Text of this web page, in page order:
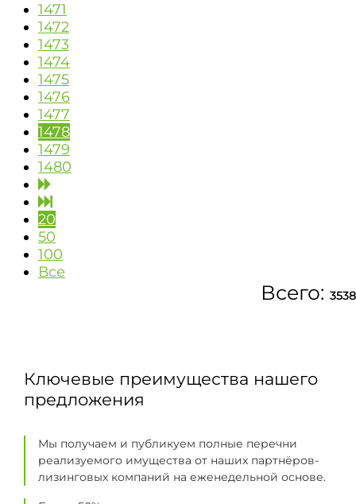
1471
1472
1473
1474
1475
1476
1477
1478
1479
1480
20
50
100
Все
Всего:
Ключевые преимущества нашего
предложения
Мы получаем и публикуем полные перечни
реализуемого имущества от наших партнёров-
лизинговых компаний на еженедельной основе.